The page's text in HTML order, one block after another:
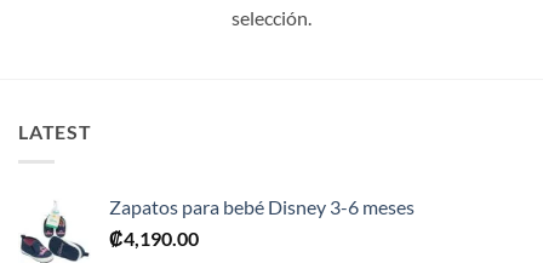
selección.
LATEST
Zapatos para bebé Disney 3-6 meses
₡4,190.00